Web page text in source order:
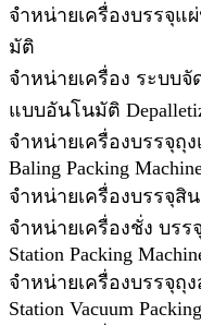
จำหน่ายเครื่องบรรจุแ
มัติ
จำหน่ายเครื่อง ระบบ
แบบอันโนมัติ
จำหน่ายเครื่องบรรจุถุ
Baling Packing
จำหน่ายเครื่องบรรจุสิ
จำหน่ายเครื่องชั่ง บร
Station Packing
จำหน่ายเครื่องบรรจุถุ
Station Vacuum